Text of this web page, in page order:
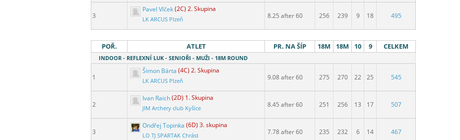
3
Pavel Vlček(2C) 2. Skupina
LK ARCUS Plzeň 8.25 after 60 256 239 9 18 495
POŘ. ATLET PR. NA ŠÍP 18M 18M 10 9 CELKEM
INDOOR - REFLEXNÍ LUK - SENIOŘI - MUŽI - 18M ROUND
1
Šimon Bárta (4C) 2. Skupina
LK ARCUS Plzeň 9.08 after 60 275 270 22 25 545
2
Ivan Raich(2D) 1. Skupina
JIM Archery club Kyšice 8.45 after 60 251 256 13 17 507
3
Ondřej Topinka (6D) 3. skupina
LO TJ SPARTAK Chrást 7.78 after 60 235 232 6 14 467